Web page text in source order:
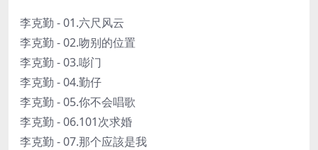
李克勤 - 01.六尺风云
李克勤 - 02.吻别的位置
李克勤 - 03.嘭门
李克勤 - 04.勤仔
李克勤 - 05.你不会唱歌
李克勤 - 06.101次求婚
李克勤 - 07.那个应該是我